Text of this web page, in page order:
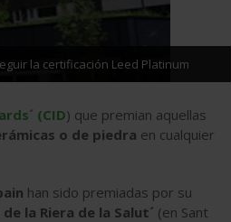
la certificación Leed Platinum
(CID) que premian aquellas
o de piedra en cualquier
han sido premiadas por su
la Riera de la Salut´ (en Sant